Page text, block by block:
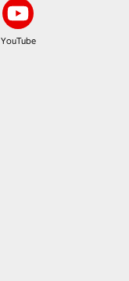
YouTube